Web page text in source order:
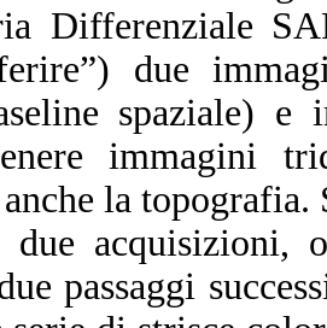
Differenziale
due
spaziale) e
immagini
la
acquisizioni,
passaggi